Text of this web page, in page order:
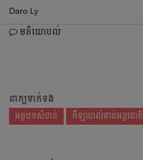
Daro Ly
មតិយោបល់
ពាក្យទាក់ទង
អត្ថបទសំខាន់ កីឡាបាល់ទាត់អន្តរជាតិ